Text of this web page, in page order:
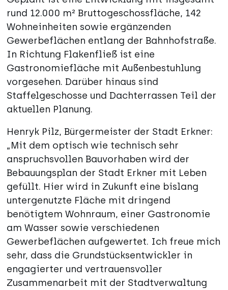
rund 12.000 m² Bruttogeschossfläche, 142
Wohneinheiten sowie ergänzenden
Gewerbeflächen entlang der Bahnhofstraße.
In Richtung Flakenfließ ist eine
Gastronomiefläche mit Außenbestuhlung
vorgesehen. Darüber hinaus sind
Staffelgeschosse und Dachterrassen Teil der
aktuellen Planung.
Henryk Pilz, Bürgermeister der Stadt Erkner:
„Mit dem optisch wie technisch sehr
anspruchsvollen Bauvorhaben wird der
Bebauungsplan der Stadt Erkner mit Leben
gefüllt. Hier wird in Zukunft eine bislang
untergenutzte Fläche mit dringend
benötigtem Wohnraum, einer Gastronomie
am Wasser sowie verschiedenen
Gewerbeflächen aufgewertet. Ich freue mich
sehr, dass die Grundstücksentwickler in
engagierter und vertrauensvoller
Zusammenarbeit mit der Stadtverwaltung